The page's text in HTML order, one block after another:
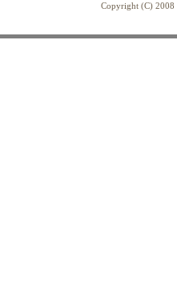
Copyright (C) 2008